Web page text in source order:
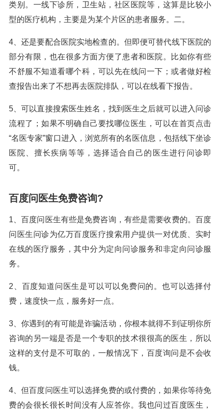
类别。一线下诊所，卫生站，社区医院等，这算是比较小
型的医疗机构，主要是为某个片区的患者服务。二。
4、还是要配合医院实地检查的。但即便可替代线下医院的
部分有限，也在很多方面方便了患者和医院。比如你有些
不舒服不知道看哪个科，可以先在线问一下；或者做好检
查报告出来了不想再去医院排队，可以在线看下报告。
5、可以直接搜索医生姓名，找到医生之后就可以进入问诊
流程了；如果不明确自己要找哪位医生，可以在首页点击
“名医专家”窗口进入，浏览所有的名医信息，包括线下坐诊
医院、擅长疾病等等，选择适合自己的医生进行问诊即
可。
百度问医生免费咨询?
1、百度问医生有些是免费咨询，有些是需要收费的。百度
问医生问诊为亿万百度医疗搜索用户提供一对优质、实时
在线的医疗服务，其中分为定向问诊服务和非定向问诊服
务。
2、百度知道问医生是可以可以免费问的。也可以选择付
费，速度快一点，服务好一点。
3、你遇到的有可能是诈骗活动，你根本就得不到证明你所
咨询的另一端是否是一个专职的技术很很高的医生，所以
这样的支付是不可取的，一般情况下，百度询问是不会收
钱。
4、但百度问医生可以选择免费的或付费的，如果你等待免
费的会很长很长时间没有人应答你。我也问过百度医生，